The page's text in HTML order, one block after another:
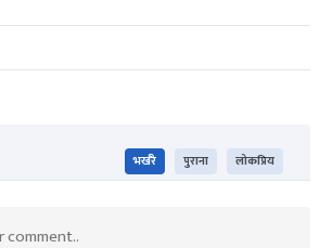
भर्खरै पुराना लोकप्रिय